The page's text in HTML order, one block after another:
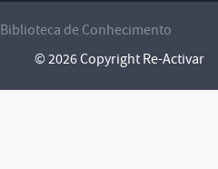
Biblioteca de Conhecimento
© 2026 Copyright Re-Activar